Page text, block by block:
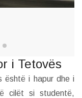
i Tetovës
është i hapur dhe i
cilët si studentë,